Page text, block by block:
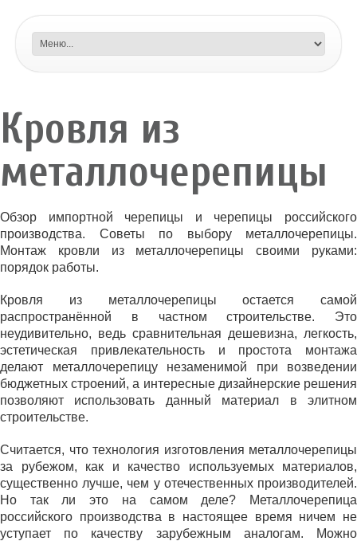
Кровля из
металлочерепицы
Обзор импортной черепицы и черепицы российского
производства. Советы по выбору металлочерепицы.
Монтаж кровли из металлочерепицы своими руками:
порядок работы.
Кровля из металлочерепицы остается самой
распространённой в частном строительстве. Это
неудивительно, ведь сравнительная дешевизна, легкость,
эстетическая привлекательность и простота монтажа
делают металлочерепицу незаменимой при возведении
бюджетных строений, а интересные дизайнерские решения
позволяют использовать данный материал в элитном
строительстве.
Считается, что технология изготовления металлочерепицы
за рубежом, как и качество используемых материалов,
существенно лучше, чем у отечественных производителей.
Но так ли это на самом деле? Металлочерепица
российского производства в настоящее время ничем не
уступает по качеству зарубежным аналогам. Можно